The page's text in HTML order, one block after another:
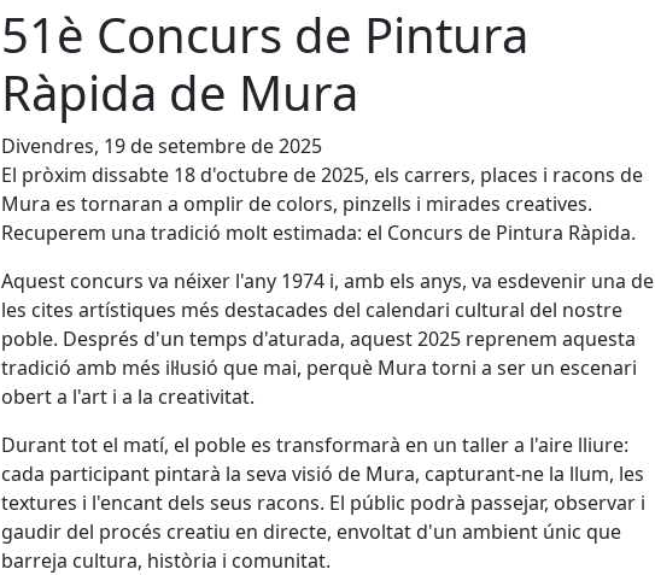
51è Concurs de Pintura
Ràpida de Mura
Divendres, 19 de setembre de 2025
El pròxim dissabte 18 d'octubre de 2025, els carrers, places i racons de
Mura es tornaran a omplir de colors, pinzells i mirades creatives.
Recuperem una tradició molt estimada: el Concurs de Pintura Ràpida.
Aquest concurs va néixer l'any 1974 i, amb els anys, va esdevenir una de
les cites artístiques més destacades del calendari cultural del nostre
poble. Després d'un temps d'aturada, aquest 2025 reprenem aquesta
tradició amb més il·lusió que mai, perquè Mura torni a ser un escenari
obert a l'art i a la creativitat.
Durant tot el matí, el poble es transformarà en un taller a l'aire lliure:
cada participant pintarà la seva visió de Mura, capturant-ne la llum, les
textures i l'encant dels seus racons. El públic podrà passejar, observar i
gaudir del procés creatiu en directe, envoltat d'un ambient únic que
barreja cultura, història i comunitat.